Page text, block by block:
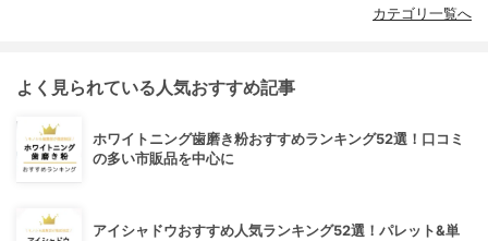
カテゴリ一覧へ
よく見られている人気おすすめ記事
ホワイトニング歯磨き粉おすすめランキング52選！口コミ
の多い市販品を中心に
アイシャドウおすすめ人気ランキング52選！パレット&単